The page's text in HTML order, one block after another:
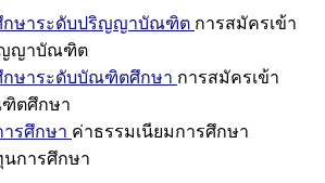
กษาระดับปริญญาบัณฑิต การสมัครเข้า
ญญาบัณฑิต
กษาระดับบัณฑิตศึกษา การสมัครเข้า
ตศึกษา
ารศึกษา ค่าธรรมเนียมการศึกษา
นการศึกษา